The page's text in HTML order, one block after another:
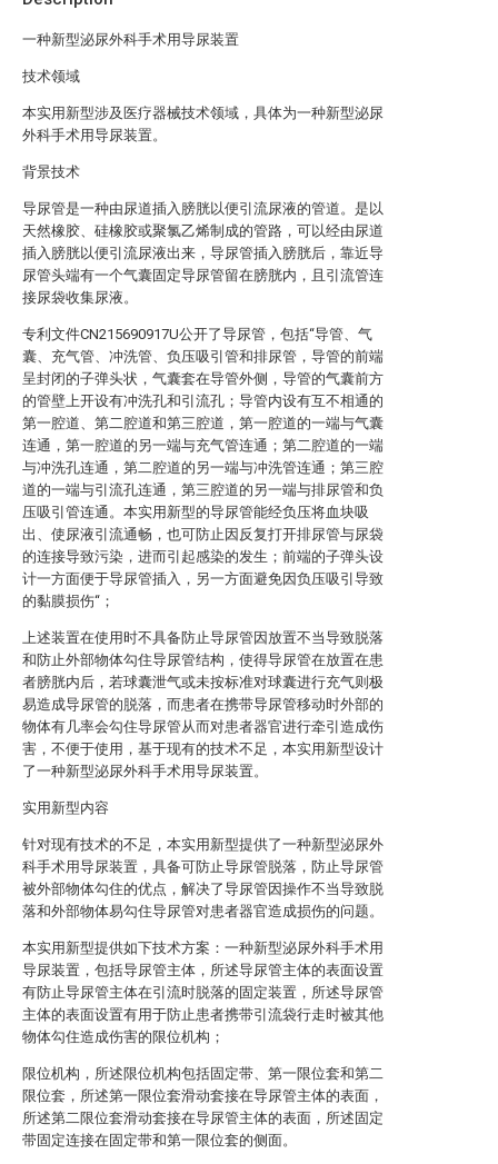
一种新型泌尿外科手术用导尿装置
技术领域
本实用新型涉及医疗器械技术领域，具体为一种新型泌尿
外科手术用导尿装置。
背景技术
导尿管是一种由尿道插入膀胱以便引流尿液的管道。是以
天然橡胶、硅橡胶或聚氯乙烯制成的管路，可以经由尿道
插入膀胱以便引流尿液出来，导尿管插入膀胱后，靠近导
尿管头端有一个气囊固定导尿管留在膀胱内，且引流管连
接尿袋收集尿液。
专利文件CN215690917U公开了导尿管，包括“导管、气
囊、充气管、冲洗管、负压吸引管和排尿管，导管的前端
呈封闭的子弹头状，气囊套在导管外侧，导管的气囊前方
的管壁上开设有冲洗孔和引流孔；导管内设有互不相通的
第一腔道、第二腔道和第三腔道，第一腔道的一端与气囊
连通，第一腔道的另一端与充气管连通；第二腔道的一端
与冲洗孔连通，第二腔道的另一端与冲洗管连通；第三腔
道的一端与引流孔连通，第三腔道的另一端与排尿管和负
压吸引管连通。本实用新型的导尿管能经负压将血块吸
出、使尿液引流通畅，也可防止因反复打开排尿管与尿袋
的连接导致污染，进而引起感染的发生；前端的子弹头设
计一方面便于导尿管插入，另一方面避免因负压吸引导致
的黏膜损伤“；
上述装置在使用时不具备防止导尿管因放置不当导致脱落
和防止外部物体勾住导尿管结构，使得导尿管在放置在患
者膀胱内后，若球囊泄气或未按标准对球囊进行充气则极
易造成导尿管的脱落，而患者在携带导尿管移动时外部的
物体有几率会勾住导尿管从而对患者器官进行牵引造成伤
害，不便于使用，基于现有的技术不足，本实用新型设计
了一种新型泌尿外科手术用导尿装置。
实用新型内容
针对现有技术的不足，本实用新型提供了一种新型泌尿外
科手术用导尿装置，具备可防止导尿管脱落，防止导尿管
被外部物体勾住的优点，解决了导尿管因操作不当导致脱
落和外部物体易勾住导尿管对患者器官造成损伤的问题。
本实用新型提供如下技术方案：一种新型泌尿外科手术用
导尿装置，包括导尿管主体，所述导尿管主体的表面设置
有防止导尿管主体在引流时脱落的固定装置，所述导尿管
主体的表面设置有用于防止患者携带引流袋行走时被其他
物体勾住造成伤害的限位机构；
限位机构，所述限位机构包括固定带、第一限位套和第二
限位套，所述第一限位套滑动套接在导尿管主体的表面，
所述第二限位套滑动套接在导尿管主体的表面，所述固定
带固定连接在固定带和第一限位套的侧面。